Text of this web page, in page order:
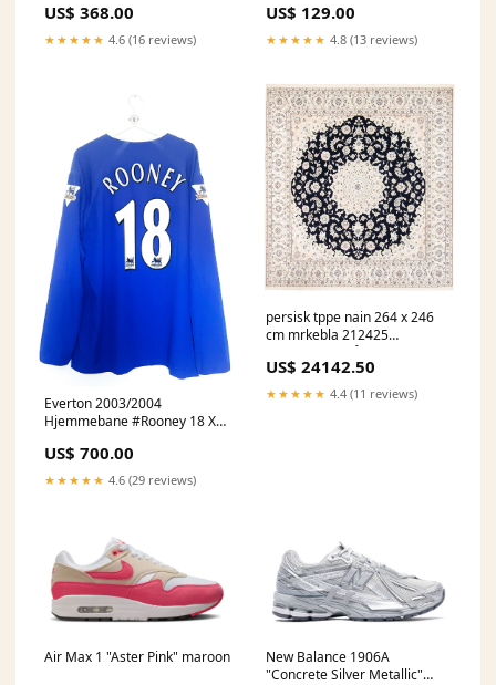
US$ 368.00
★★★★★ 4.6 (16 reviews)
US$ 129.00
★★★★★ 4.8 (13 reviews)
Everton 2003/2004
Hjemmebane #Rooney 18 XXL
US$ 700.00
★★★★★ 4.6 (29 reviews)
persisk tppe nain 264 x 246
cm mrkebla 212425
Color:Mørkeblå
US$ 24142.50
★★★★★ 4.4 (11 reviews)
Air Max 1 "Aster Pink" maroon
New Balance 1906A
"Concrete Silver Metallic"